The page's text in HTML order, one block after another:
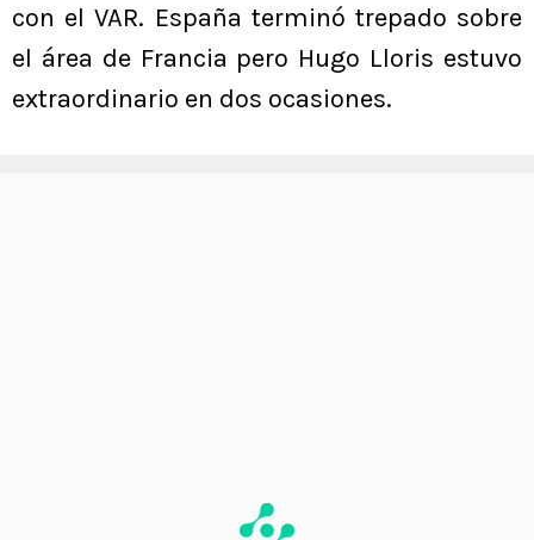
con el VAR. España terminó trepado sobre
el área de Francia pero Hugo Lloris estuvo
extraordinario en dos ocasiones.